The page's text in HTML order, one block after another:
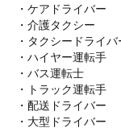
・ケアドライバー
・介護タクシー
・タクシードライバ
・ハイヤー運転手
・バス運転士
・トラック運転手
・配送ドライバー
・大型ドライバー